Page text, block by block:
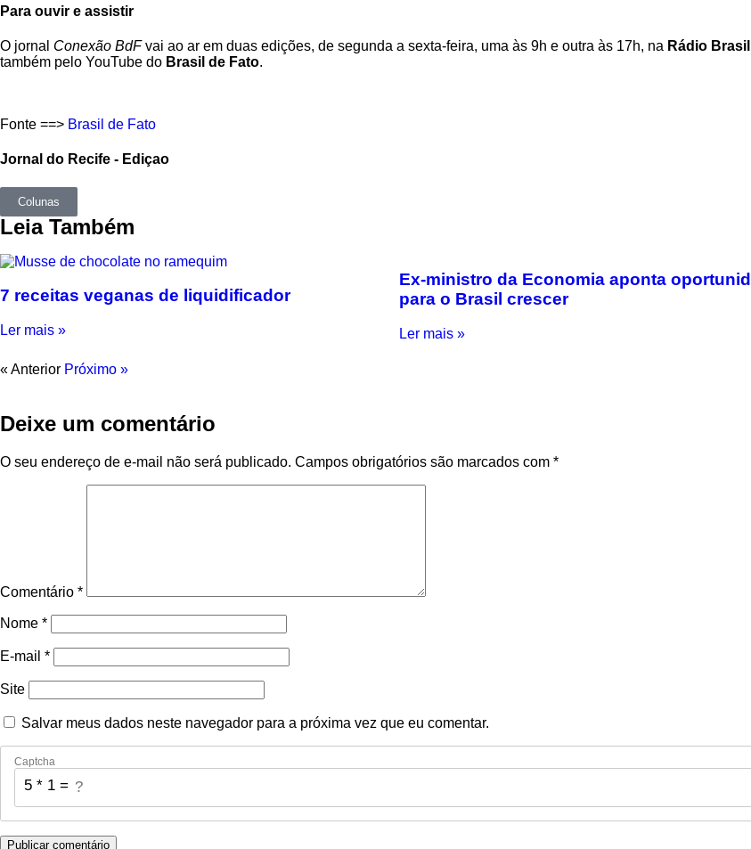
Para ouvir e assistir
O jornal Conexão BdFvai ao ar em duas edições, de segunda a sexta-feira, uma às 9h e outra às 17h, na Rádio
também pelo YouTube do Brasil de Fato.
Fonte ==> Brasil de Fato
Jornal do Recife - Ediçao
Colunas
Leia Também
7 receitas veganas de liquidificador
Ler mais »
Ex-ministro da Economia aponta
para o Brasil crescer
Ler mais »
« Anterior Próximo »
Deixe um comentário
O seu endereço de e-mail não será publicado. Campos obrigatórios são marcados com *
Comentário *
Nome *
E-mail *
Site
Salvar meus dados neste navegador para a próxima vez que eu comentar.
Captcha
5 * 1 = ?